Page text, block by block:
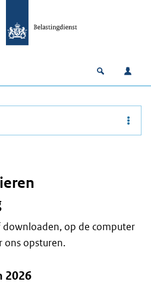
Open
op de computer
ons opsturen.
2026